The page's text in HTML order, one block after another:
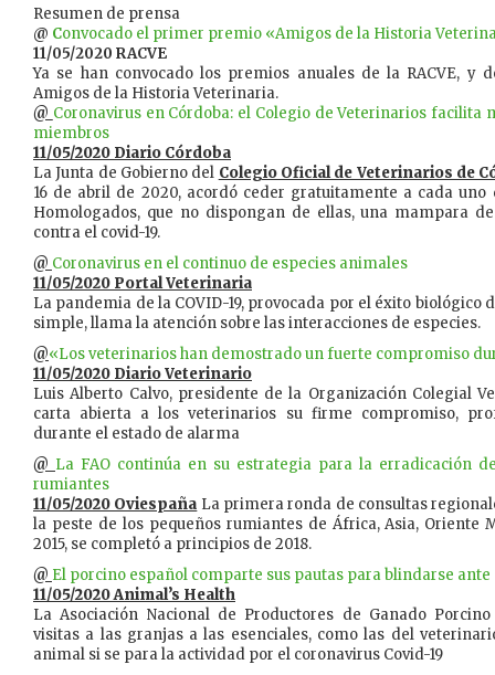
Resumen de prensa
@ Convocado el primer premio «Amigos de la Historia
11/05/2020 RACVE
Ya se han convocado los premios anuales de la RACVE, y
Amigos de la Historia Veterinaria.
@ Coronavirus en Córdoba: el Colegio de Veterinarios facilita
miembros
11/05/2020 Diario Córdoba
La Junta de Gobierno del Colegio Oficial de Veterinarios de
16 de abril de 2020, acordó ceder gratuitamente a cada uno
Homologados, que no dispongan de ellas, una mampara
contra el covid-19.
@ Coronavirus en el continuo de especies animales
11/05/2020 Portal Veterinaria
La pandemia de la COVID-19, provocada por el éxito biológico
simple, llama la atención sobre las interacciones de especies.
@«Los veterinarios han demostrado un fuerte compromiso
11/05/2020 Diario Veterinario
​Luis Alberto Calvo, presidente de la Organización Colegial
carta abierta a los veterinarios su firme compromiso,
durante el estado de alarma
@ La FAO continúa en su estrategia para la erradicación
rumiantes
11/05/2020 Oviespaña La primera ronda de consultas
la peste de los pequeños rumiantes de África, Asia, Oriente
2015, se completó a principios de 2018.
@ El porcino español comparte sus pautas para blindarse
11/05/2020 Animal’s Health
La Asociación Nacional de Productores de Ganado
visitas a las granjas a las esenciales, como las del
animal si se para la actividad por el coronavirus Covid-19